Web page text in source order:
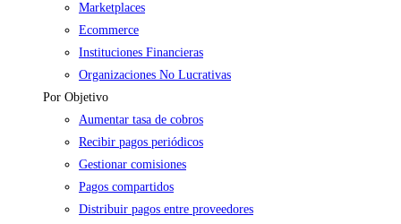
Marketplaces
Ecommerce
Instituciones Financieras
Organizaciones No Lucrativas
Por Objetivo
Aumentar tasa de cobros
Recibir pagos periódicos
Gestionar comisiones
Pagos compartidos
Distribuir pagos entre proveedores